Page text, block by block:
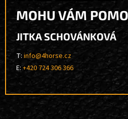
MOHU VÁM
JITKA SCHOVÁNKOVÁ
T: info@4horse.cz
E:+420 724 306 366